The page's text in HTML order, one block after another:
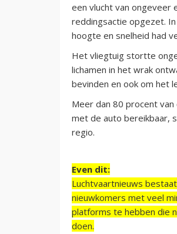
een vlucht van
reddingsactie opgezet.
hoogte en snelheid had
Het vliegtuig stortte
lichamen in het wrak
bevinden en ook om het
Meer dan 80 procent
met de auto bereikbaar,
regio.
Even dit:
Luchtvaartnieuws
nieuwkomers met veel
platforms te hebben die
doen.